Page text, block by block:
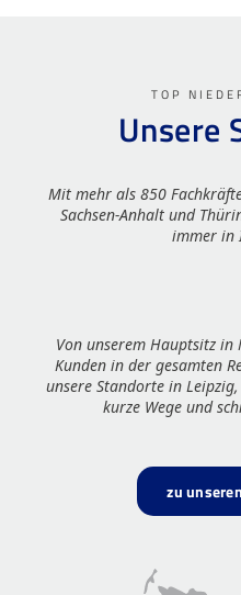
TOP
Unsere
Mit mehr als 850
Sachsen-Anhalt und
immer in
Von unserem Hauptsitz
Kunden in der gesamten
unsere Standorte in
kurze Wege und
zu